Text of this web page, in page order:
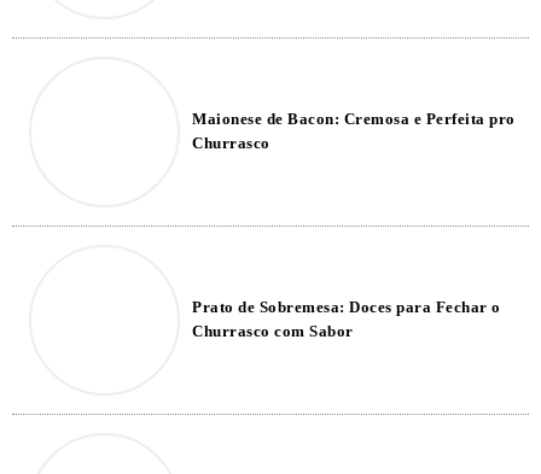
Maionese de Bacon: Cremosa e Perfeita pro
Churrasco
Prato de Sobremesa: Doces para Fechar o
Churrasco com Sabor